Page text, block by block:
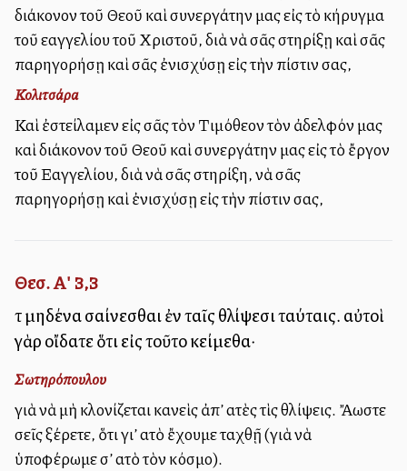
διάκονον τοῦ Θεοῦ καὶ συνεργάτην μας εἰς τὸ κήρυγμα
τοῦ εὐαγγελίου τοῦ Χριστοῦ, διὰ νὰ σᾶς στηρίξῃ καὶ σᾶς
παρηγορήσῃ καὶ σᾶς ἐνισχύσῃ εἰς τὴν πίστιν σας,
Κολιτσάρα
Καὶ ἐστείλαμεν εἰς σᾶς τὸν Τιμόθεον τὸν ἀδελφόν μας
καὶ διάκονον τοῦ Θεοῦ καὶ συνεργάτην μας εἰς τὸ ἔργον
τοῦ Εὐαγγελίου, διὰ νὰ σᾶς στηρίξη, νὰ σᾶς
παρηγορήσῃ καὶ ἐνισχύσῃ εἰς τὴν πίστιν σας,
Θεσ. Α' 3,3
τὸ μηδένα σαίνεσθαι ἐν ταῖς θλίψεσι ταύταις. αὐτοὶ
γὰρ οἴδατε ὅτι εἰς τοῦτο κείμεθα·
Σωτηρόπουλου
γιὰ νὰ μὴ κλονίζεται κανεὶς ἀπ’ αὐτὲς τὶς θλίψεις. Ἄλλωστε
σεῖς ξέρετε, ὅτι γι’ αὐτὸ ἔχουμε ταχθῇ (γιὰ νὰ
ὑποφέρωμε σ’ αὐτὸ τὸν κόσμο).